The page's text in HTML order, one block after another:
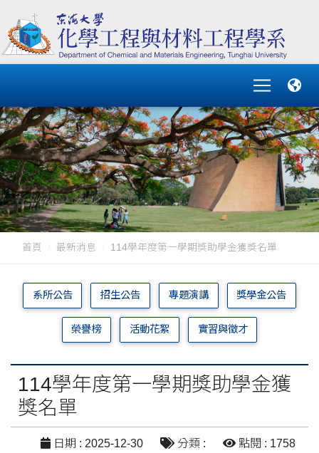
首頁 最新消息 114學年度第一學期獎助學金獲獎名單
系所公告 招生公告 專題演講 獎學金公告
榮譽榜 活動花絮 實習與徵才
114學年度第一學期獎助學金獲
獎名單
日期 : 2025-12-30 分類 : 點閱 : 1758